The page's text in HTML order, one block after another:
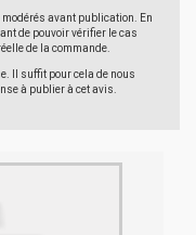
avant publication. En
de pouvoir vérifier le cas
de la commande.
Il suffit pour cela de nous
à publier à cet avis.